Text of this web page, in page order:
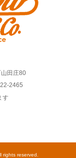
田庄80
2465
す
rights reserved.